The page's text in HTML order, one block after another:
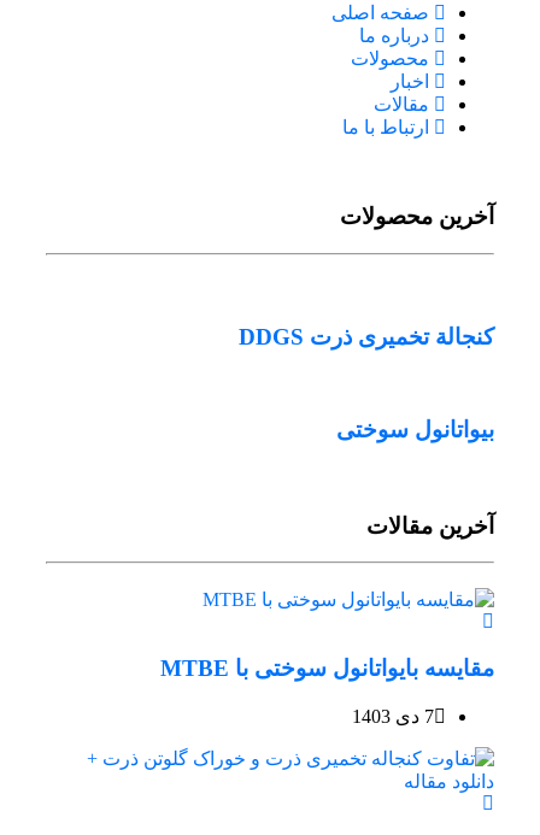
صفحه اصلی
درباره ما
محصولات
اخبار
مقالات
ارتباط با ما
آخرین محصولات
کنجالة تخمیری ذرت DDGS
بیواتانول سوختی
آخرین مقالات
مقایسه بایواتانول سوختی با MTBE
7 دی 1403